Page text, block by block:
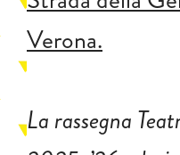
Verona.
La rassegna